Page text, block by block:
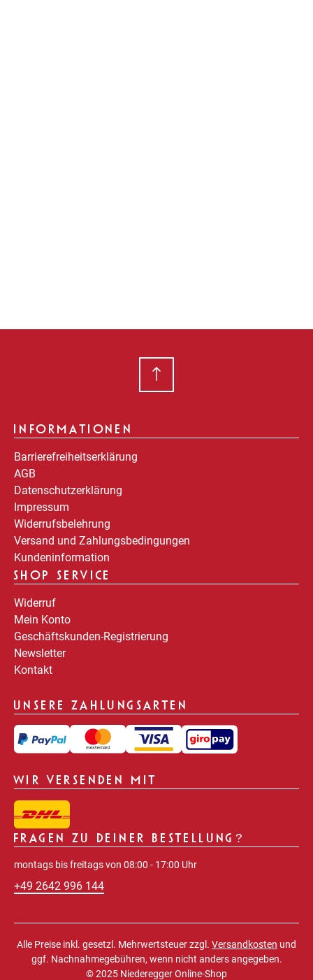
INFORMATIONEN
Barrierefreiheitserklärung
AGB
Datenschutzerklärung
Impressum
Widerrufsbelehrung
Versand und Zahlungsbedingungen
Kundeninformation
SHOP SERVICE
Widerruf
Mein Konto
Geschäftskunden-Registrierung
Newsletter
Kontakt
UNSERE ZAHLUNGSARTEN
WIR VERSENDEN MIT
FRAGEN ZU DEINER BESTELLUNG?
montags bis freitags von 08:00 - 17:00 Uhr
+49 2642 996 144
Alle Preise inkl. gesetzl. Mehrwertsteuer zzgl. Versandkosten und
ggf. Nachnahmegebühren, wenn nicht anders angegeben.
© 2025 Niederegger Online-Shop